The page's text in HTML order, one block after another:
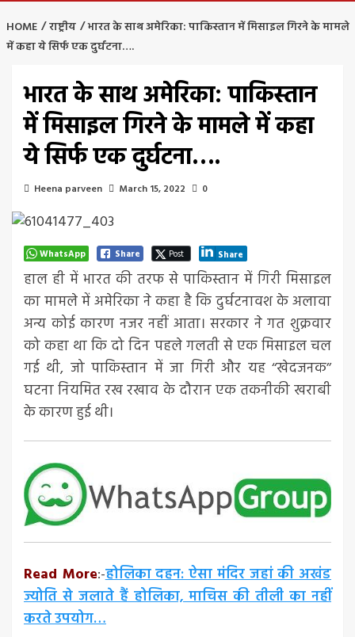
HOME राष्ट्रीय
भारत के साथ अमेरिका: पाकिस्तान में मिसाइल गिरने के मामले
में कहा ये सिर्फ एक दुर्घटना….
भारत के साथ अमेरिका: पाकिस्तान
में मिसाइल गिरने के मामले में कहा
ये सिर्फ एक दुर्घटना….
Heena parveen March 15, 2022 0
WhatsApp Share Post Share
हाल ही में भारत की तरफ से पाकिस्तान में गिरी मिसाइल
का मामले में अमेरिका ने कहा है कि दुर्घटनावश के अलावा
अन्य कोई कारण नजर नहीं आता। सरकार ने गत शुक्रवार
को कहा था कि दो दिन पहले गलती से एक मिसाइल चल
गई थी, जो पाकिस्तान में जा गिरी और यह ‘‘खेदजनक’’
घटना नियमित रख रखाव के दौरान एक तकनीकी खराबी
के कारण हुई थी।
Read More:-होलिका दहन: ऐसा मंदिर जहां की अखंड
ज्योति से जलाते हैं होलिका, माचिस की तीली का नहीं
करते उपयोग…